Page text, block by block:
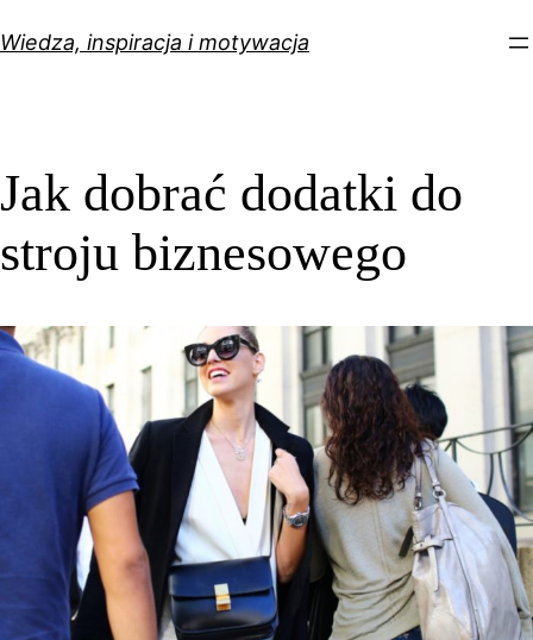
do
Wiedza, inspiracja i motywacja
Jak dobrać dodatki do
stroju biznesowego